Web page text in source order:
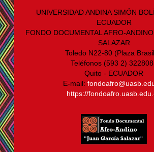
UNIVERSIDAD ANDINA SIMÓN
ECUADOR
FONDO DOCUMENTAL AFRO-
SALAZAR
Toledo N22-80 (Plaza
Teléfonos (593 2)
Quito - ECUADOR
E-mail:
https://